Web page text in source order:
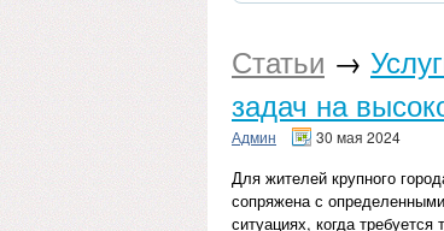
Статьи →
задач на
Админ 30 мая 2024
Для жителей крупного
сопряжена с
ситуациях, когда